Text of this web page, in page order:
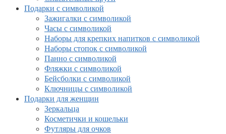
Подарки с символикой
Зажигалки с символикой
Часы с символикой
Наборы для крепких напитков с символикой
Наборы стопок с символикой
Панно с символикой
Фляжки с символикой
Бейсболки с символикой
Ключницы с символикой
Подарки для женщин
Зеркальца
Косметички и кошельки
Футляры для очков